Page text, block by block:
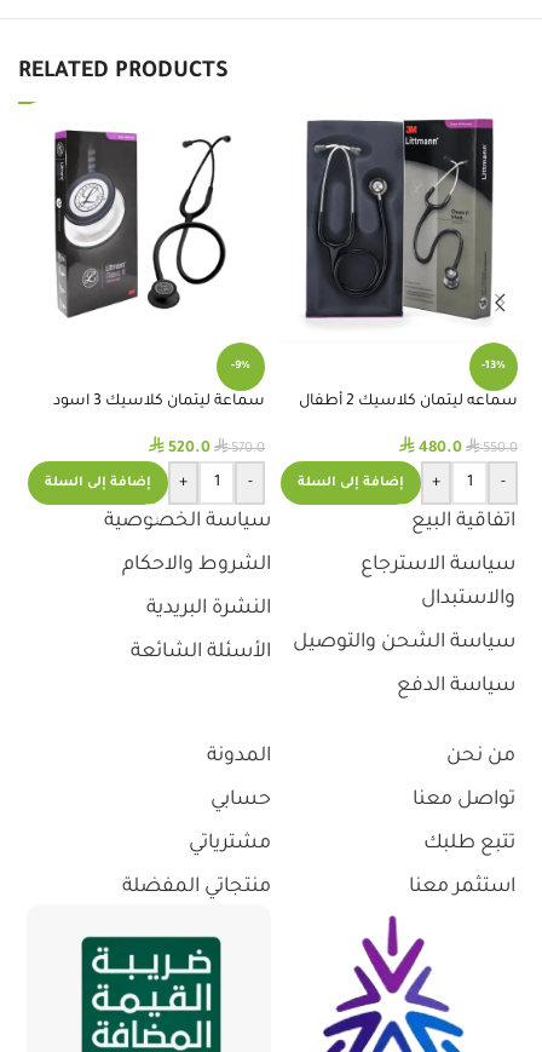
RELATED PRODUCTS
-13%
سماعه ليتمان كلاسيك 2 أطفال
⃁550.0
⃁ 480.0
-
+ إضافة إلى السلة
-9%
سماعة ليتمان كلاسيك 3 اسود
⃁570.0
⃁ 520.0
-
+ إضافة إلى السلة
اتفاقية البيع
سياسة الاسترجاع
والاستبدال
سياسة الشحن والتوصيل
سياسة الدفع
سياسة الخصوصية
الشروط والاحكام
النشرة البريدية
الأسئلة الشائعة
من نحن
تواصل معنا
تتبع طلبك
استثمر معنا
المدونة
حسابي
مشترياتي
منتجاتي المفضلة